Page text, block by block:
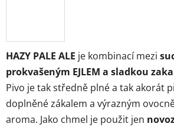
HAZY PALE ALE je kombinací mezi
prokvašeným EJLEM a sladkou
Pivo je tak středně plné a tak akorát
doplněné zákalem a výrazným
aroma. Jako chmel je použit jen